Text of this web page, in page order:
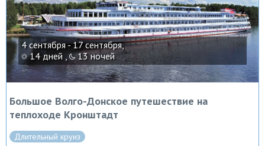
4 сентября - 17 сентября,
14 дней , 13 ночей
Большое Волго-Донское путешествие на
теплоходе Кронштадт
Длительный круиз